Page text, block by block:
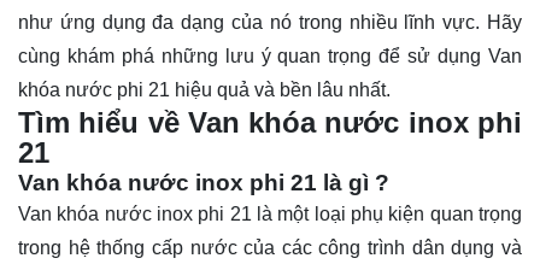
như ứng dụng đa dạng của nó trong nhiều lĩnh vực. Hãy
cùng khám phá những lưu ý quan trọng để sử dụng Van
khóa nước phi 21 hiệu quả và bền lâu nhất.
Tìm hiểu về Van khóa nước inox phi
21
Van khóa nước inox phi 21 là gì ?
Van khóa nước inox phi 21 là một loại phụ kiện quan trọng
trong hệ thống cấp nước của các công trình dân dụng và